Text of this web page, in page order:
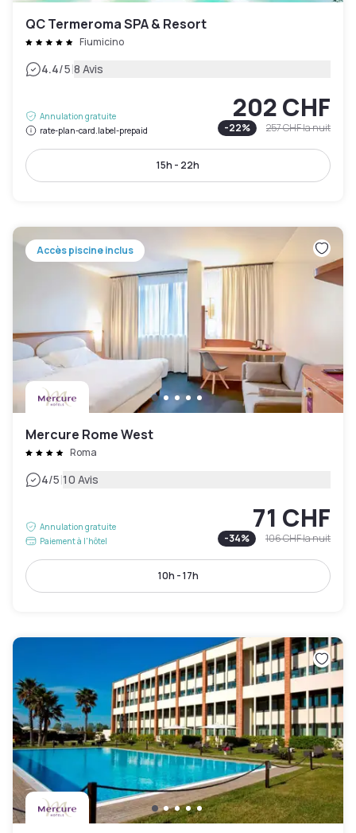
QC Termeroma SPA & Resort
Fiumicino
4.4/5|8 Avis
Annulation gratuite
rate-plan-card.label-prepaid
202 CHF
-22% 257 CHFla nuit
15h - 22h
Accès piscine inclus
Mercure Rome West
Roma
4/5|10 Avis
Annulation gratuite
Paiement à l'hôtel
71 CHF
-34% 106 CHFla nuit
10h - 17h